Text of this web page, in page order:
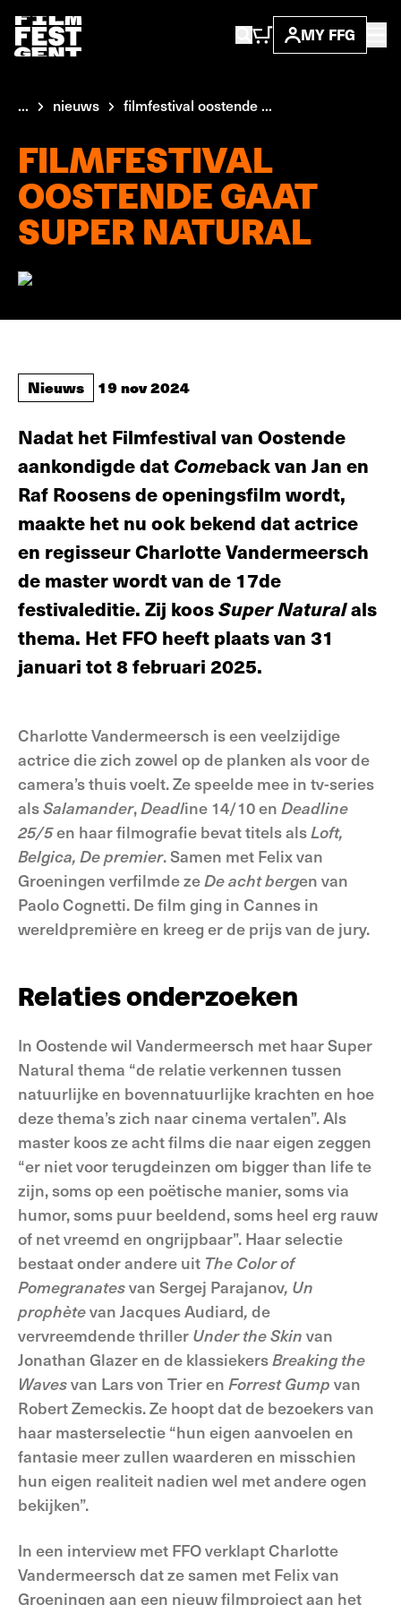
MY FFG
... nieuws filmfestival oostende ...
FILMFESTIVAL
OOSTENDE GAAT
SUPER NATURAL
Nieuws 19 nov 2024
Nadat het Filmfestival van Oostende
aankondigde dat Comeback van Jan en
Raf Roosens de openingsfilm wordt,
maakte het nu ook bekend dat actrice
en regisseur Charlotte Vandermeersch
de master wordt van de 17de
festivaleditie. Zij koosSuper Naturalals
thema. Het FFO heeft plaats van 31
januari tot 8 februari 2025.
Charlotte Vandermeersch is een veelzijdige
actrice die zich zowel op de planken als voor de
camera’s thuis voelt. Ze speelde mee in tv-series
alsSalamander,Deadline 14/10 en Deadline
25/5en haar filmografie bevat titels alsLoft,
Belgica, De premier. Samen met Felix van
Groeningen verfilmde zeDe achtbergen van
Paolo Cognetti. De film ging in Cannes in
wereldpremière en kreeg er de prijs van de jury.
Relaties onderzoeken
In Oostende wil Vandermeersch met haar Super
Natural thema “de relatie verkennen tussen
natuurlijke en bovennatuurlijke krachten en hoe
deze thema’s zich naar cinema vertalen”. Als
master koos ze acht films die naar eigen zeggen
“er niet voor terugdeinzen om bigger than life te
zijn, soms op een poëtische manier, soms via
humor, soms puur beeldend, soms heel erg rauw
of net vreemd en ongrijpbaar”. Haar selectie
bestaat onder andere uit The Color of
Pomegranatesvan Sergej Parajanov, Un
prophètevan Jacques Audiard, de
vervreemdende thriller Underthe Skin van
Jonathan Glazer en de klassiekersBreaking the
Wavesvan Lars von Trier en Forrest Gump van
Robert Zemeckis. Ze hoopt dat de bezoekers van
haar masterselectie “hun eigen aanvoelen en
fantasie meer zullen waarderen en misschien
hun eigen realiteit nadien wel met andere ogen
bekijken”.
In een interview met FFO verklapt Charlotte
Vandermeersch dat ze samen met Felix van
Groeningen aan een nieuw filmproject aan het